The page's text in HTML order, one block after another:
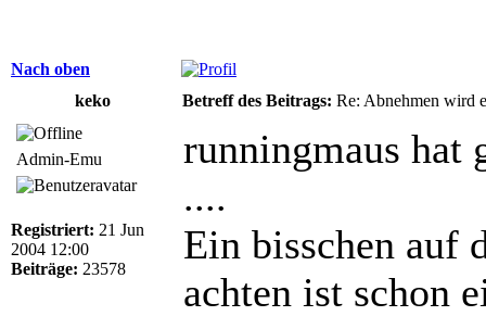
Nach oben
keko
Betreff des Beitrags: Re: Abnehmen wird
Admin-Emu
Registriert: 21 Jun
2004 12:00
Beiträge: 23578
runningmaus hat
....
Ein bisschen auf
achten ist schon